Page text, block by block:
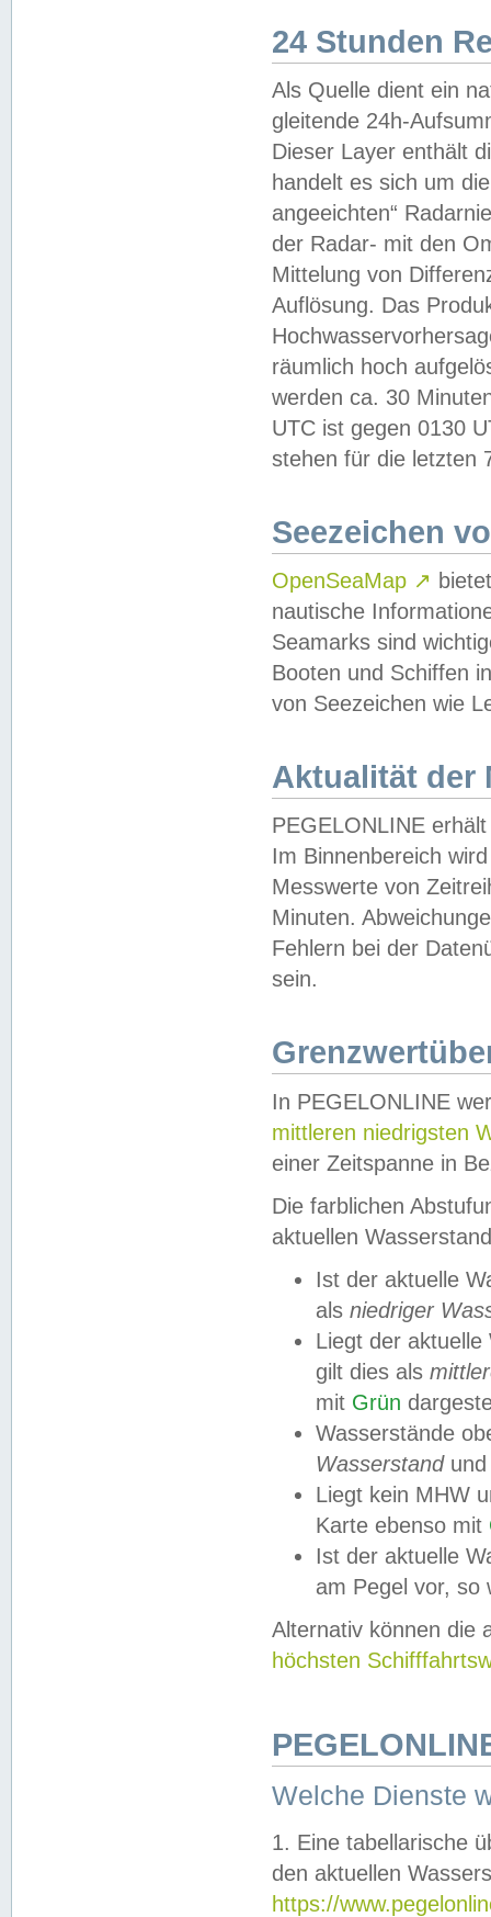
24 Stunden
Als Quelle dient ein
gleitende 24h-
Dieser Layer enthält
handelt es sich um
angeeichten“
der Radar- mit den
Mittelung von
Auflösung. Das
räumlich hoch
werden ca. 30
UTC ist gegen 0130
stehen für die letzten
Seezeichen
OpenSeaMap ↗
nautische
Seamarks sind
Booten und Schiffen
von Seezeichen wie
Aktualität der
PEGELONLINE
Im Binnenbereich
Messwerte von
Minuten.
Fehlern bei der
sein.
In PEGELONLINE
mittleren niedrigsten
einer Zeitspanne in
Die farblichen
aktuellen
Ist der aktuelle
als niedriger
Liegt der
gilt dies als
mit Grün
Wasserstände
Wasserstandund
Liegt kein MHW
Karte ebenso mit
Ist der aktuelle
am Pegel vor,
Alternativ können die
höchsten
Welche Dienste
1. Eine tabellarische
den aktuellen
https://